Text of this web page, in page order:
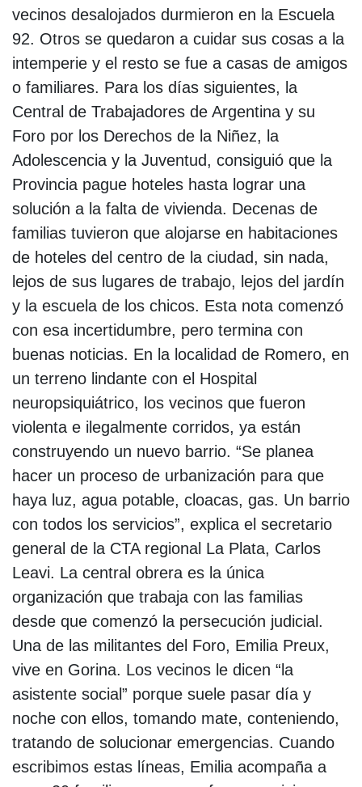
vecinos desalojados durmieron en la Escuela
92. Otros se quedaron a cuidar sus cosas a la
intemperie y el resto se fue a casas de amigos
o familiares. Para los días siguientes, la
Central de Trabajadores de Argentina y su
Foro por los Derechos de la Niñez, la
Adolescencia y la Juventud, consiguió que la
Provincia pague hoteles hasta lograr una
solución a la falta de vivienda. Decenas de
familias tuvieron que alojarse en habitaciones
de hoteles del centro de la ciudad, sin nada,
lejos de sus lugares de trabajo, lejos del jardín
y la escuela de los chicos. Esta nota comenzó
con esa incertidumbre, pero termina con
buenas noticias. En la localidad de Romero, en
un terreno lindante con el Hospital
neuropsiquiátrico, los vecinos que fueron
violenta e ilegalmente corridos, ya están
construyendo un nuevo barrio. “Se planea
hacer un proceso de urbanización para que
haya luz, agua potable, cloacas, gas. Un barrio
con todos los servicios”, explica el secretario
general de la CTA regional La Plata, Carlos
Leavi. La central obrera es la única
organización que trabaja con las familias
desde que comenzó la persecución judicial.
Una de las militantes del Foro, Emilia Preux,
vive en Gorina. Los vecinos le dicen “la
asistente social” porque suele pasar día y
noche con ellos, tomando mate, conteniendo,
tratando de solucionar emergencias. Cuando
escribimos estas líneas, Emilia acompaña a